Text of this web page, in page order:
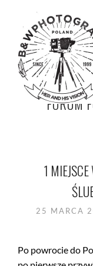
FORUM
1
25 MARCA
Po powrocie do